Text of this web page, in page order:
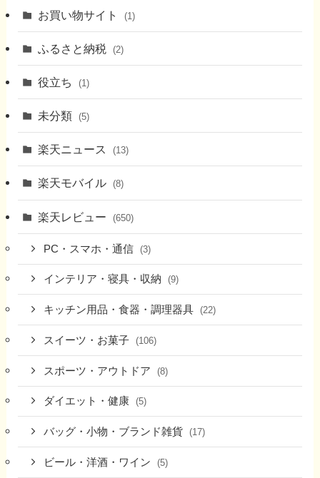
お買い物サイト (1)
ふるさと納税 (2)
役立ち (1)
未分類 (5)
楽天ニュース (13)
楽天モバイル (8)
楽天レビュー (650)
PC・スマホ・通信 (3)
インテリア・寝具・収納 (9)
キッチン用品・食器・調理器具 (22)
スイーツ・お菓子 (106)
スポーツ・アウトドア (8)
ダイエット・健康 (5)
バッグ・小物・ブランド雑貨 (17)
ビール・洋酒・ワイン (5)